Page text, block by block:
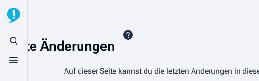
Suche aufrufen
Menü aufrufen
Letzte Änderungen
Auf dieser Seite kannst du die letzten Änderungen in